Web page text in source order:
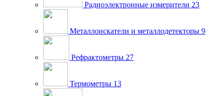
Радиоэлектронные измерители 23
Металлоискатели и металлодетекторы 9
Рефрактометры 27
Термометры 13